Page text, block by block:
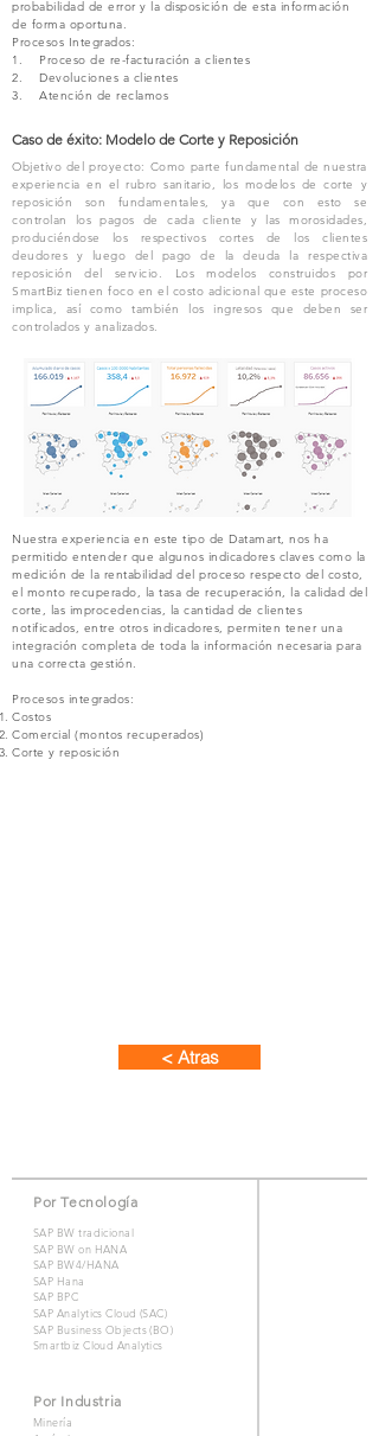
probabilidad de error y la disposición de esta información
de forma oportuna.
Procesos Integrados:
1. Proceso de re-facturación a clientes
2. Devoluciones a clientes
3. Atención de reclamos
Caso de éxito: Modelo de Corte y Reposición
Objetivo del proyecto: Como parte fundamental de nuestra
experiencia en el rubro sanitario, los modelos de corte y
reposición son fundamentales, ya que con esto se
controlan los pagos de cada cliente y las morosidades,
produciéndose los respectivos cortes de los clientes
deudores y luego del pago de la deuda la respectiva
reposición del servicio. Los modelos construidos por
SmartBiz tienen foco en el costo adicional que este proceso
implica, así como también los ingresos que deben ser
controlados y analizados.
Nuestra experiencia en este tipo de Datamart, nos ha
permitido entender que algunos indicadores claves como la
medición de la rentabilidad del proceso respecto del costo,
el monto recuperado, la tasa de recuperación, la calidad del
corte, las improcedencias, la cantidad de clientes
notificados, entre otros indicadores, permiten tener una
integración completa de toda la información necesaria para
una correcta gestión.
Procesos integrados:
Costos
Comercial (montos recuperados)
Corte y reposición
< Atras
Por Tecnología
SAP BW tradicional
SAP BW on HANA
SAP BW4/HANA
SAP Hana
SAP BPC
SAP Analytics Cloud (SAC)
SAP Business Objects (BO)
Smartbiz Cloud Analytics
Por Industria
Minería